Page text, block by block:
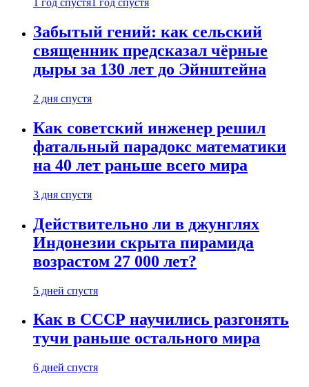
1 год спустя 1 год спустя
Забытый гений: как сельский
священник предсказал чёрные
дыры за 130 лет до Эйнштейна
2 дня спустя
Как советский инженер решил
фатальный парадокс математики
на 40 лет раньше всего мира
3 дня спустя
Действительно ли в джунглях
Индонезии скрыта пирамида
возрастом 27 000 лет?
5 дней спустя
Как в СССР научились разгонять
тучи раньше остального мира
6 дней спустя